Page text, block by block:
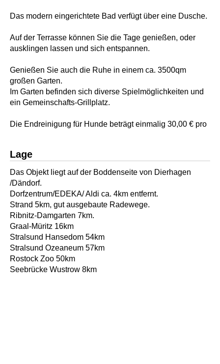
Das modern eingerichtete Bad verfügt über eine Dusche.
Auf der Terrasse können Sie die Tage genießen, oder
ausklingen lassen und sich entspannen.
Genießen Sie auch die Ruhe in einem ca. 3500qm
großen Garten.
Im Garten befinden sich diverse Spielmöglichkeiten und
ein Gemeinschafts-Grillplatz.
Die Endreinigung für Hunde beträgt einmalig 30,00 € pro
Lage
Das Objekt liegt auf der Boddenseite von Dierhagen
/Dändorf.
Dorfzentrum/EDEKA/ Aldi ca. 4km entfernt.
Strand 5km, gut ausgebaute Radewege.
Ribnitz-Damgarten 7km.
Graal-Müritz 16km
Stralsund Hansedom 54km
Stralsund Ozeaneum 57km
Rostock Zoo 50km
Seebrücke Wustrow 8km